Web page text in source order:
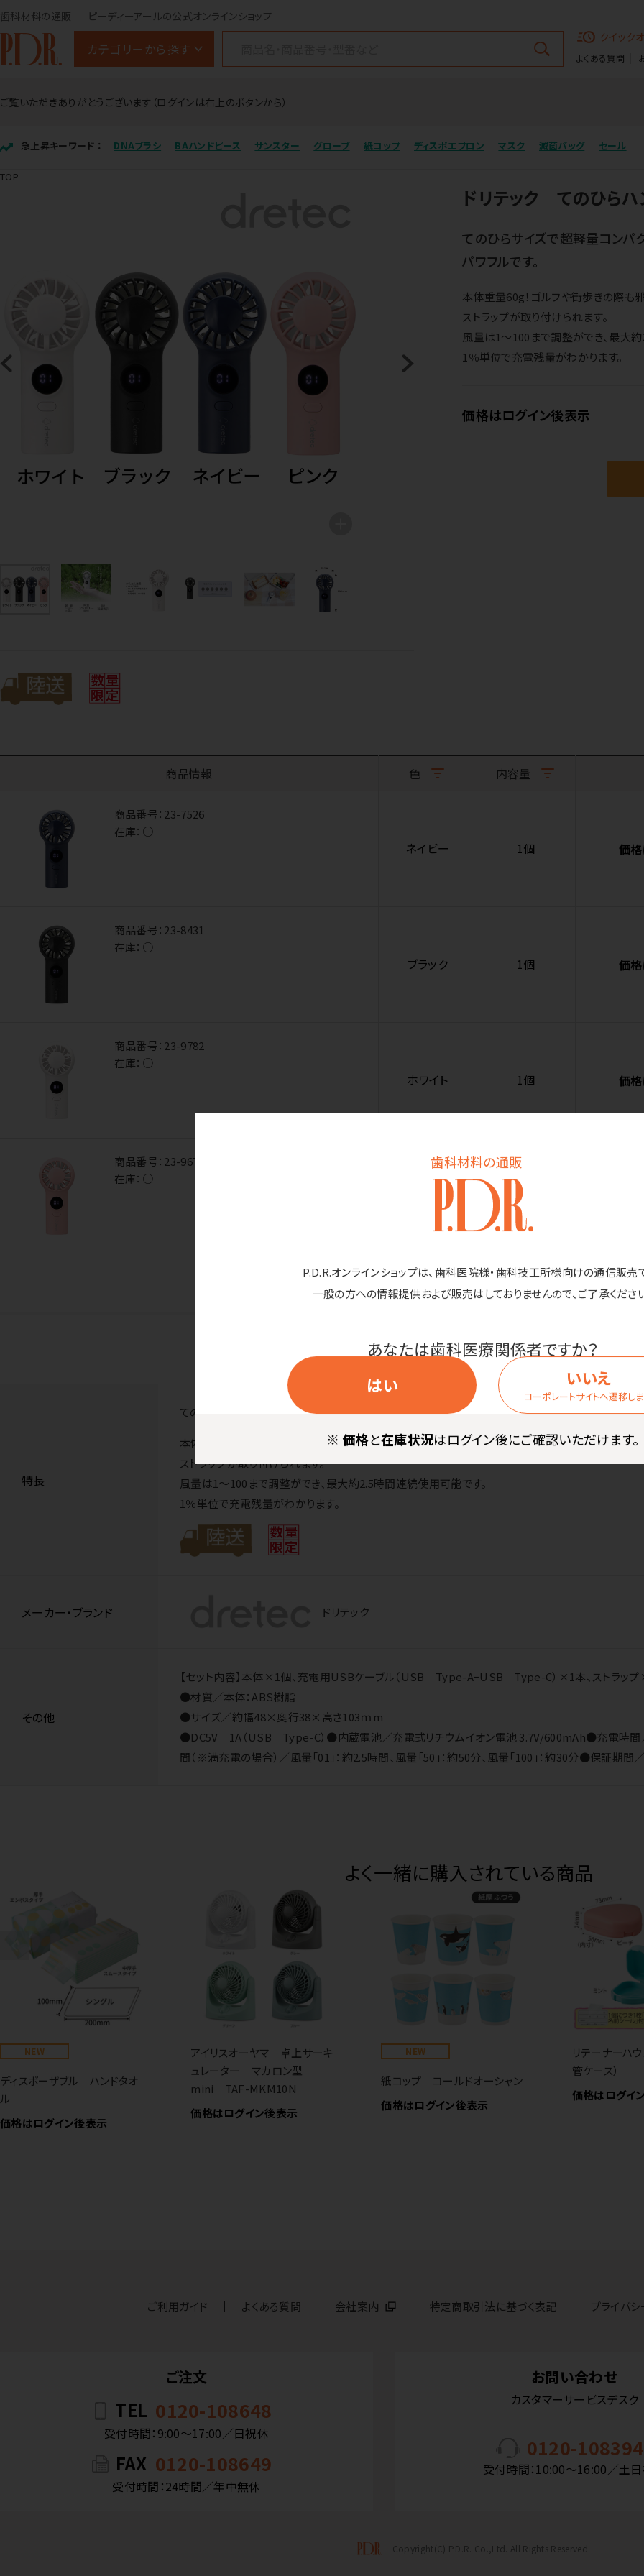
歯科材料の通販
P.D.R.オンラインショップは、歯科医院様・歯科技工所様向けの通信販売
一般の方への情報提供および販売はしておりませんので、ご了承くださ
あなたは歯科医療関係者ですか？
はい
いいえ
コーポレートサイトへ遷移し
※ 価格と在庫状況はログイン後にご確認いただけます。
歯科材料の通販 ピーディーアールの公式オンラインショップ
カテゴリーから探す
クイック
よくある質問
ご覧いただきありがとうございます（ログインは右上のボタンから）
急上昇キーワード ： DNAブラシ BAハンドピース サンスター グローブ 紙コップ ディスポエプロン マスク 滅菌バッグ セール
TOP
ドリテック てのひら
てのひらサイズで超軽量コンパ
パワフルです。
本体重量60g！ゴルフや街歩きの際も
ストラップが取り付けられます。
風量は1～100まで調整ができ、最大
1％単位で充電残量がわかります。
価格はログイン後表示
商品情報 色 内容量
商品番号： 23-7526
在庫： ○
ネイビー 1個 価
商品番号： 23-8431
在庫： ○
ブラック 1個 価
商品番号： 23-9782
在庫： ○
ホワイト 1個 価
商品番号： 23-9678
在庫： ○
1個
特長
てのひらサイズで超軽量コンパクト！カバンに入れておくのにピッタリです。小さいのにパワフルです。
本体重量60g！ゴルフや街歩きの際も邪魔にならないサイズで、小さなバッグにも入れられます。
ストラップが取り付けられます。
風量は1～100まで調整ができ、最大約2.5時間連続使用可能です。
1％単位で充電残量がわかります。
メーカー・ブランド ドリテック
その他
【セット内容】本体×1個、充電用USBケーブル（USB Type-AｰUSB Type-C）×1本、ストラッ
●材質／本体：ABS樹脂
●サイズ／約幅48×奥行38×高さ103ｍm
●DC5V 1A（USB Type-C）●内蔵電池／充電式リチウムイオン電池 3.7V/600mAh●充電時間
間（※満充電の場合）／風量「01」：約2.5時間、風量「50」：約50分、風量「100」：約30分●保証期間
よく一緒に購入されている商品
NEW
ディスポーザブル ハンドタオ
ル
価格はログイン後表示
アイリスオーヤマ 卓上サーキ
ュレーター マカロン型
mini TAF-MKM10N
価格はログイン後表示
NEW
紙コップ コールドオーシャン
価格はログイン後表示
リテーナーハ
管ケース）
価格はログイ
ご利用ガイド よくある質問 会社案内 特定商取引法に基づく表記 プライバ
ご注文
TEL 0120-108648
受付時間：9:00〜17:00／日祝休
FAX 0120-108649
受付時間：24時間／年中無休
お問い合わせ
カスタマーサービスデスク
0120-108394
受付時間：10:00〜16:00／土
Copyright(C) P.D.R. Co.,Ltd. All Rights Reserved.